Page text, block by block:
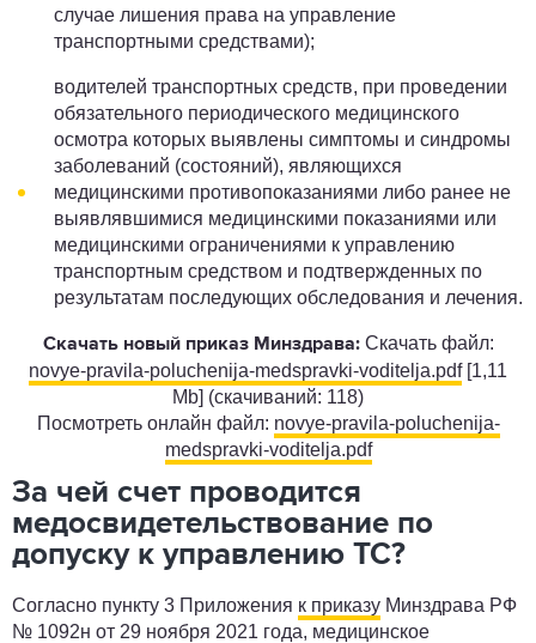
случае лишения права на управление
транспортными средствами);
водителей транспортных средств, при проведении
обязательного периодического медицинского
осмотра которых выявлены симптомы и синдромы
заболеваний (состояний), являющихся
медицинскими противопоказаниями либо ранее не
выявлявшимися медицинскими показаниями или
медицинскими ограничениями к управлению
транспортным средством и подтвержденных по
результатам последующих обследования и лечения.
Скачать новый приказ Минздрава: Скачать файл:
novye-pravila-poluchenija-medspravki-voditelja.pdf[1,11
Mb] (cкачиваний: 118)
Посмотреть онлайн файл: novye-pravila-poluchenija-
medspravki-voditelja.pdf
За чей счет проводится
медосвидетельствование по
допуску к управлению ТС?
Согласно пункту 3 Приложения к приказу Минздрава РФ
№ 1092н от 29 ноября 2021 года, медицинское